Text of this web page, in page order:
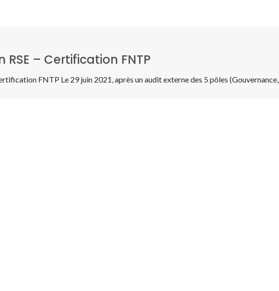
RSE – Certification FNTP
FNTP Le 29 juin 2021, après un audit externe des 5 pôles (Gouvernance,